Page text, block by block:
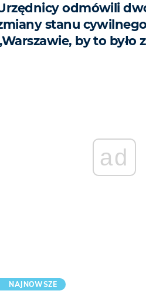
odmówili
stanu cywilnego
by to było
ad
NAJNOWSZE